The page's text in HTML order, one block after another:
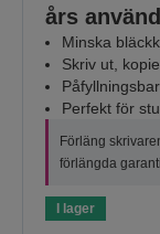
års
Minska
Skriv ut,
Perfekt för
Förläng
förlängda garanti
I lager